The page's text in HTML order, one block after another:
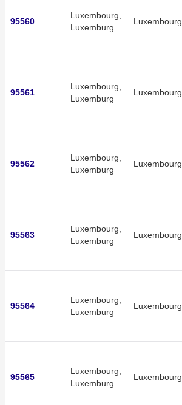
95560
Luxembourg,
Luxemburg
Luxembourg
95561
Luxembourg,
Luxemburg
Luxembourg
95562
Luxembourg,
Luxemburg
Luxembourg
95563
Luxembourg,
Luxemburg
Luxembourg
95564
Luxembourg,
Luxemburg
Luxembourg
95565
Luxembourg,
Luxemburg
Luxembourg